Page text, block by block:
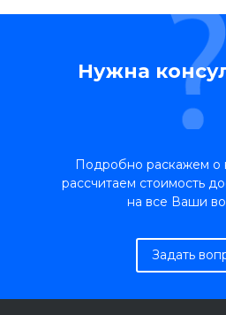
Нужна
Подробно раскажем о
рассчитаем стоимость
на все Ваши
Задать